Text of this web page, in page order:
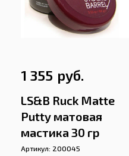
1 355 руб.
LS&B Ruck Matte
Putty матовая
мастика 30 гр
Артикул: 200045